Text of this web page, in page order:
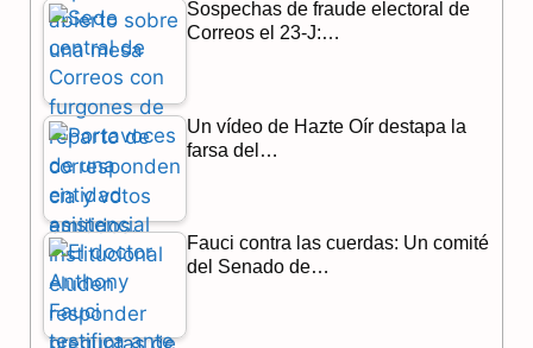
o
k
a p
Sospechas de fraude electoral de
Correos el 23-J:…
Un vídeo de Hazte Oír destapa la
farsa del…
Fauci contra las cuerdas: Un comité
del Senado de…